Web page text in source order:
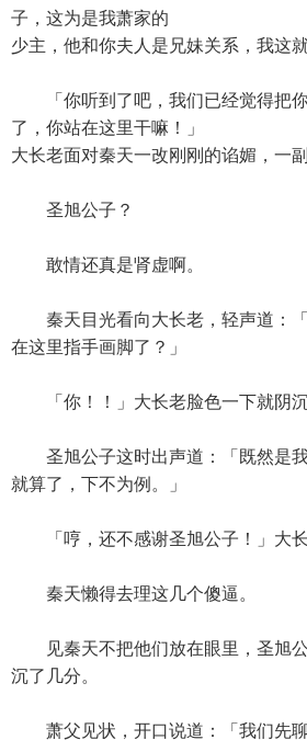
子，这为是我萧家的
少主，他和你夫人是兄妹关系，我这
「你听到了吧，我们已经觉得把你
了，你站在这里干嘛！」
大长老面对秦天一改刚刚的谄媚，一
圣旭公子？
敢情还真是肾虚啊。
秦天目光看向大长老，轻声道：「
在这里指手画脚了？」
「你！！」大长老脸色一下就阴沉
圣旭公子这时出声道：「既然是我
就算了，下不为例。」
「哼，还不感谢圣旭公子！」大长
秦天懒得去理这几个傻逼。
见秦天不把他们放在眼里，圣旭公
沉了几分。
萧父见状，开口说道：「我们先聊